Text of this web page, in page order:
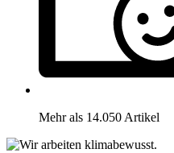
Mehr als 14.050 Artikel